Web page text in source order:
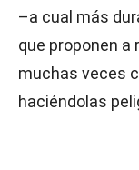
–a cual más
que proponen a
muchas veces
haciéndolas